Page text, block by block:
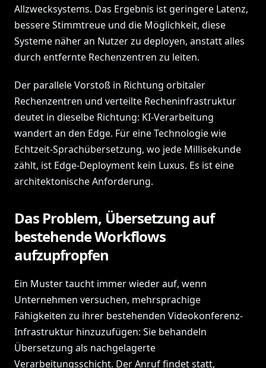
Allzwecksystems. Das Ergebnis ist geringere Latenz,
bessere Stimmtreue und die Möglichkeit, diese
Systeme näher an Nutzer zu deployen, anstatt alles
durch entfernte Rechenzentren zu leiten.
Der parallele Vorstoß in Richtung orbitaler
Rechenzentren und verteilte Recheninfrastruktur
deutet in dieselbe Richtung: KI-Verarbeitung
wandert an den Edge. Für eine Technologie wie
Echtzeit-Sprachübersetzung, wo jede Millisekunde
zählt, ist Edge-Deployment kein Luxus. Es ist eine
architektonische Anforderung.
Das Problem, Übersetzung auf
bestehende Workflows
aufzupfropfen
Ein Muster taucht immer wieder auf, wenn
Unternehmen versuchen, mehrsprachige
Fähigkeiten zu ihrer bestehenden Videokonferenz-
Infrastruktur hinzuzufügen: Sie behandeln
Übersetzung als nachgelagerte
Verarbeitungsschicht. Der Anruf findet statt,